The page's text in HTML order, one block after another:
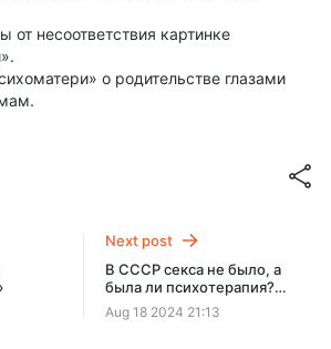
от несоответствия картинке
о родительстве глазами
Next post
В СССР секса не было, а
была ли психотерапия?
Ассоциация психологов
практиков. О прошлом и
Aug 18 2024 21:13